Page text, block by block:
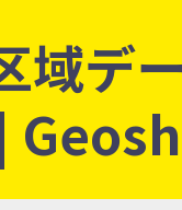
域デ